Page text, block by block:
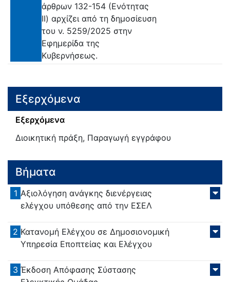
άρθρων 132-154 (Ενότητας
ΙΙ) αρχίζει από τη δημοσίευση
του ν. 5259/2025 στην
Εφημερίδα της
Κυβερνήσεως.
Εξερχόμενα
Εξερχόμενα
Διοικητική πράξη, Παραγωγή εγγράφου
Βήματα
1 Αξιολόγηση ανάγκης διενέργειας
ελέγχου υπόθεσης από την ΕΣΕΛ
2 Κατανομή Ελέγχου σε Δημοσιονομική
Υπηρεσία Εποπτείας και Ελέγχου
3 Έκδοση Απόφασης Σύστασης